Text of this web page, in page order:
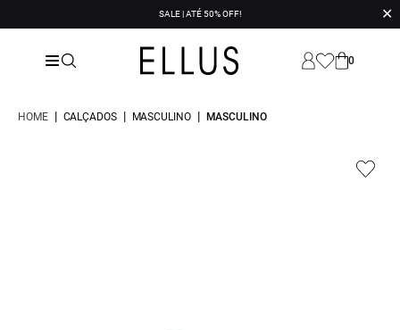
SALE | ATÉ 50% OFF! ✕
0
HOME | CALÇADOS | MASCULINO | MASCULINO